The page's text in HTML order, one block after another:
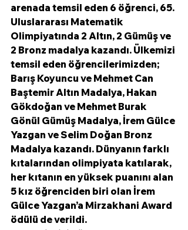
arenada temsil eden 6 öğrenci, 65.
Uluslararası Matematik
Olimpiyatında 2 Altın, 2 Gümüş ve
2 Bronz madalya kazandı. Ülkemizi
temsil eden öğrencilerimizden;
Barış Koyuncu ve Mehmet Can
Baştemir Altın Madalya, Hakan
Gökdoğan ve Mehmet Burak
Gönül Gümüş Madalya, İrem Gülce
Yazgan ve Selim Doğan Bronz
Madalya kazandı. Dünyanın farklı
kıtalarından olimpiyata katılarak,
her kıtanın en yüksek puanını alan
5 kız öğrenciden biri olan İrem
Gülce Yazgan’a Mirzakhani Award
ödülü de verildi.